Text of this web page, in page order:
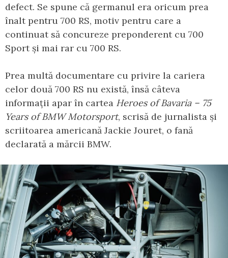
defect. Se spune că germanul era oricum prea
înalt pentru 700 RS, motiv pentru care a
continuat să concureze preponderent cu 700
Sport și mai rar cu 700 RS.
Prea multă documentare cu privire la cariera
celor două 700 RS nu există, însă câteva
informații apar în cartea Heroes of Bavaria – 75
Years of BMW Motorsport, scrisă de jurnalista și
scriitoarea americană Jackie Jouret, o fană
declarată a mărcii BMW.